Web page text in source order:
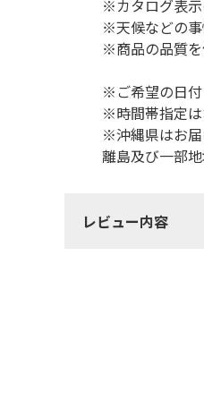
※カタログ表示
※天候などの事
※商品の品質を
※ご希望の日付
※時間帯指定は
※沖縄県はお届
離島及び一部
レビュー内容